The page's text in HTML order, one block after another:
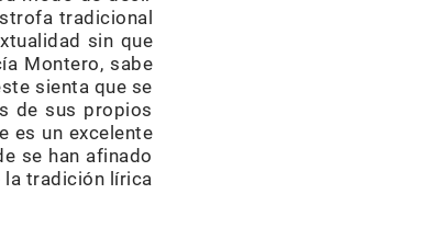
tradicional
sin que
Montero, sabe
sienta que se
de sus propios
es un excelente
se han afinado
la tradición lírica